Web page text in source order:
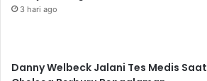
3 hari ago
Danny Welbeck Jalani Tes Medis Saat